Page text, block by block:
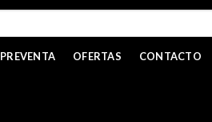
PREVENTA OFERTAS CONTACTO